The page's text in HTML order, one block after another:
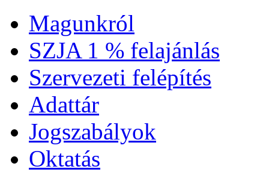
Magunkról
SZJA 1 % felajánlás
Szervezeti felépítés
Adattár
Jogszabályok
Oktatás